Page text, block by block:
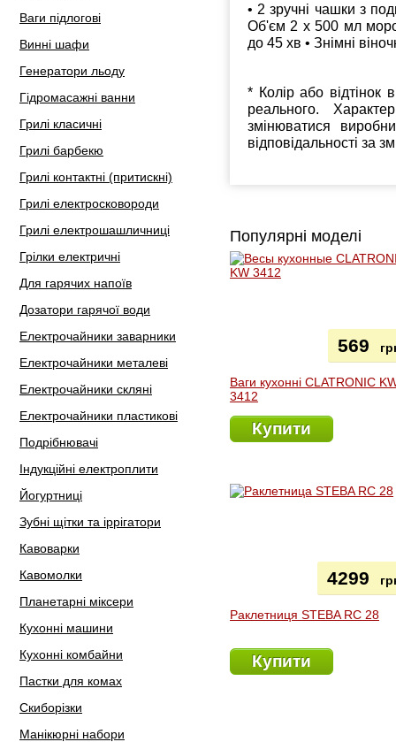
Ваги підлогові
Винні шафи
Генератори льоду
Гідромасажні ванни
Грилі класичні
Грилі барбекю
Грилі контактні (притискні)
Грилі електросковороди
Грилі електрошашличниці
Грілки електричні
Для гарячих напоїв
Дозатори гарячої води
Електрочайники заварники
Електрочайники металеві
Електрочайники скляні
Електрочайники пластикові
Подрібнювачі
Індукційні електроплити
Йогуртниці
Зубні щітки та іррігатори
Кавоварки
Кавомолки
Планетарні міксери
Кухонні машини
Кухонні комбайни
Пастки для комах
Скиборізки
Манікюрні набори
• 2 зручні чашки з
Об'єм 2 х 500 мл
до 45 хв • Знімні
* Колір або відтінок
реального.
змінюватися
відповідальності за
Популярні моделі
Ваги кухонні CLATRONIC
3412
569
Купити
Раклетниця STEBA RC 28
4299
Купити